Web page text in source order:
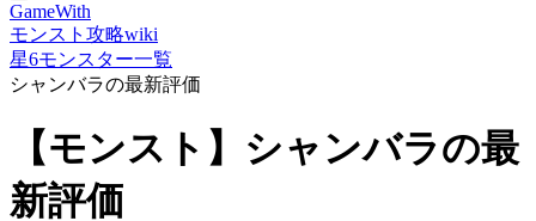
GameWith
モンスト攻略wiki
星6モンスター一覧
シャンバラの最新評価
【モンスト】シャンバラの最
新評価